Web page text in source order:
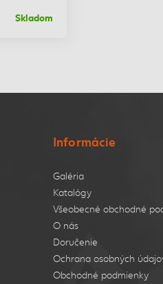
Skladom
Informácie
Galéria
Katalógy
Všeobecné obchodné
O nás
Doručenie
Ochrana osobných
Obchodné podmienky